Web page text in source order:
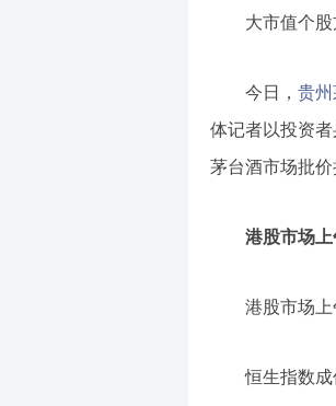
大市值个股
今日， 贵州
体记者以投资
茅台酒市场批价
港股市场
港股市场上
恒生指数